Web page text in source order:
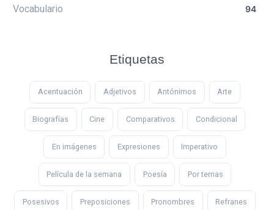
Vocabulario 94
Etiquetas
Acentuación Adjetivos Antónimos Arte
Biografías Cine Comparativos Condicional
En imágenes Expresiones Imperativo
Película de la semana Poesía Por temas
Posesivos Preposiciones Pronombres Refranes